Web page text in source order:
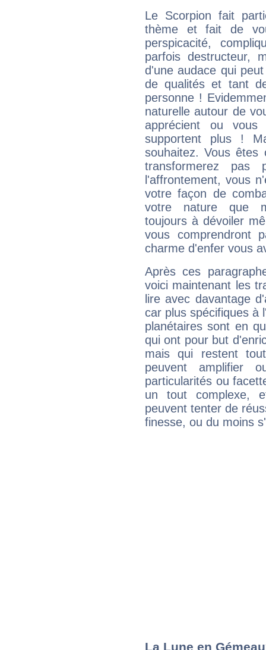
Le Scorpion fait
thème et fait de
perspicacité,
parfois destructeur,
d'une audace qui
de qualités et tant
personne !
naturelle autour de
apprécient ou
supportent plus !
souhaitez. Vous
transformerez
l'affrontement, vous
votre façon de
votre nature que
toujours à dévoiler
vous comprendront
charme d'enfer vous
Après ces
voici maintenant les
lire avec davantage
car plus spécifiques à
planétaires sont en
qui ont pour but
mais qui restent
peuvent amplifier
particularités ou
un tout complexe,
peuvent tenter de
finesse, ou du moins
La Lune en